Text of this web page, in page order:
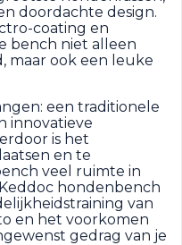
doordachte design.
coating en
bench niet alleen
maar ook een leuke
een traditionele
innovatieve
is het
en te
veel ruimte in
hondenbench
van
en het voorkomen
gedrag van je